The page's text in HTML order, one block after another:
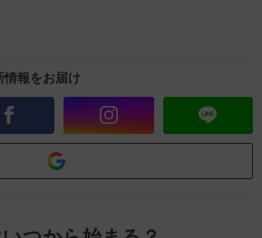
情報をお届け